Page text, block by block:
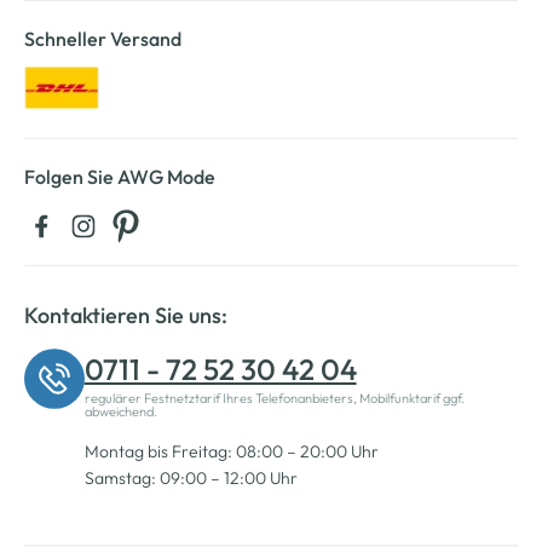
Schneller Versand
Folgen Sie AWG Mode
Kontaktieren Sie uns:
0711 - 72 52 30 42 04
regulärer Festnetztarif Ihres Telefonanbieters, Mobilfunktarif ggf.
abweichend.
Montag bis Freitag: 08:00 – 20:00 Uhr
Samstag: 09:00 – 12:00 Uhr